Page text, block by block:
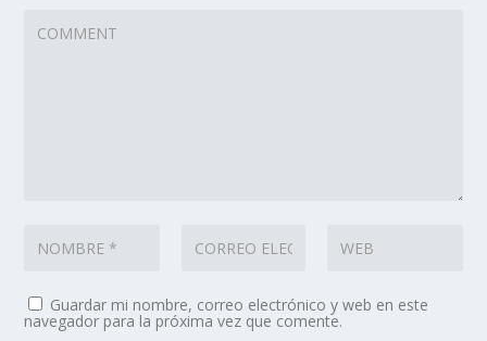
Guardar mi nombre, correo electrónico y web en este
navegador para la próxima vez que comente.